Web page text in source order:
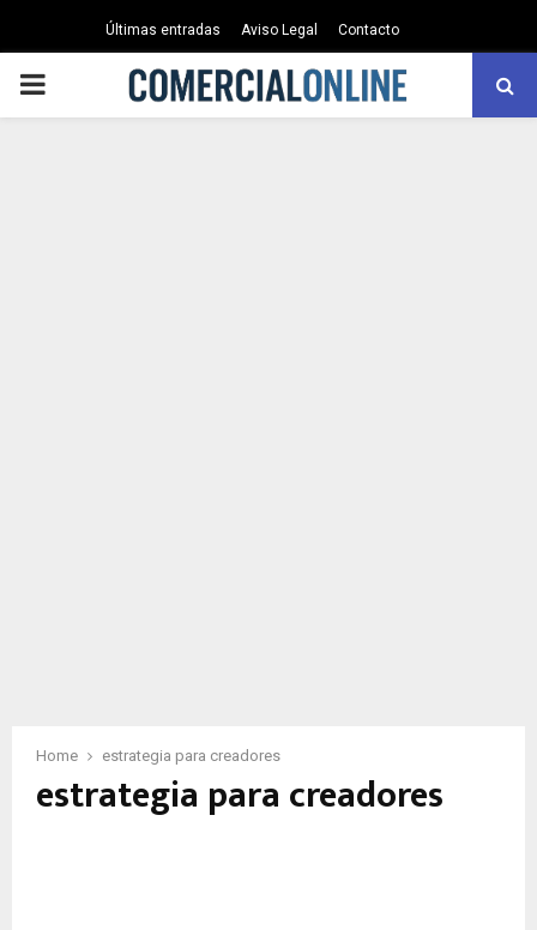
Últimas entradas Aviso Legal Contacto
PRIMARY
Home estrategia para creadores
estrategia para creadores